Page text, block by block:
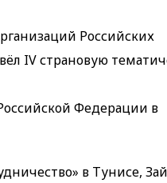
Российских
IV страновую
Федерации в
в Тунисе,